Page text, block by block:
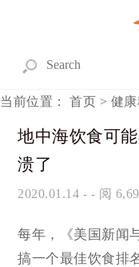
当前位置： 首页 > 健
地中海饮食可
溃了
2020.01.14 - - 阅
每年，《美国新闻
搞一个最佳饮食排